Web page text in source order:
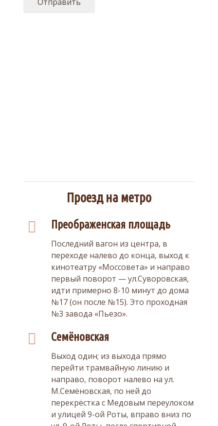
Отправить
Проезд на метро
Преображенская площадь
Последний вагон из центра, в
переходе налево до конца, выход к
кинотеатру «Моссовета» и направо
первый поворот — ул.Суворовская,
идти примерно 8-10 минут до дома
№17 (он после №15). Это проходная
№3 завода «Пьезо».
Семёновская
Выход один; из выхода прямо
перейти трамвайную линию и
направо, поворот налево на ул.
М.Семёновская, по ней до
перекрёстка с Медовым переулоком
и улицей 9-ой Роты, вправо вниз по